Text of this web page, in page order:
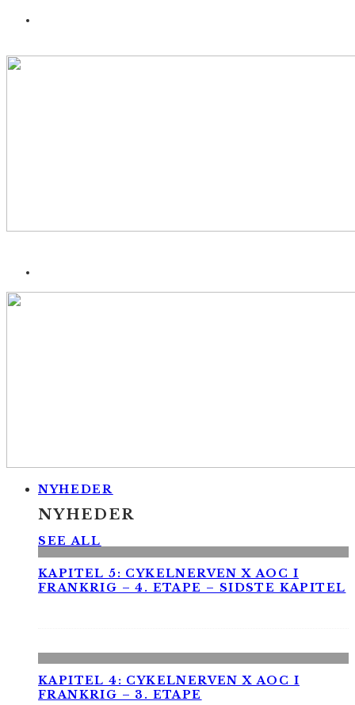
NYHEDER
NYHEDER
SEE ALL
KAPITEL 5: CYKELNERVEN X AOC I
FRANKRIG – 4. ETAPE – SIDSTE KAPITEL
KAPITEL 4: CYKELNERVEN X AOC I
FRANKRIG – 3. ETAPE